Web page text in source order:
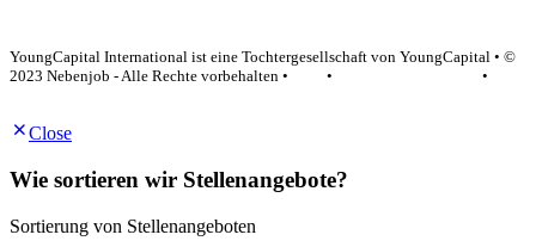
YoungCapital International ist eine Tochtergesellschaft von YoungCapital • ©
2023 Nebenjob - Alle Rechte vorbehalten •
•
•
Close
Wie sortieren wir Stellenangebote?
Sortierung von Stellenangeboten